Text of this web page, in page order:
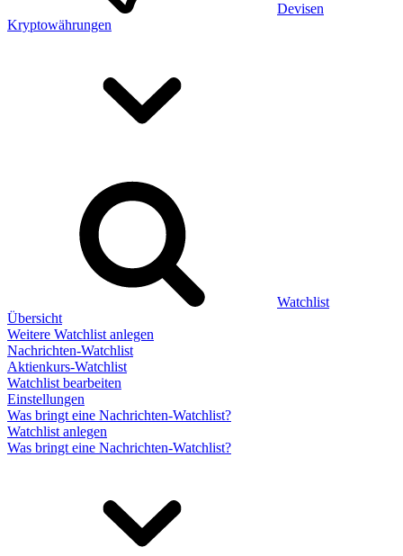
Devisen
Kryptowährungen
Watchlist
Übersicht
Weitere Watchlist anlegen
Nachrichten-Watchlist
Aktienkurs-Watchlist
Watchlist bearbeiten
Einstellungen
Was bringt eine Nachrichten-Watchlist?
Watchlist anlegen
Was bringt eine Nachrichten-Watchlist?